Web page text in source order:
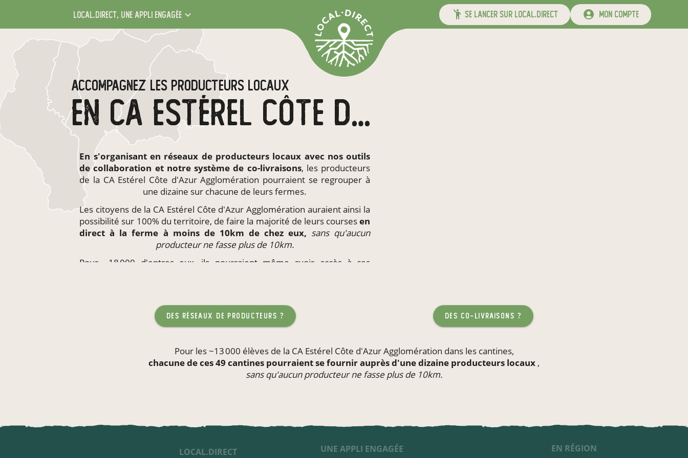
local.direct, une appli engagée se lancer sur local.direct mon compte
ACCOMPAGNEZ LES PRODUCTEURS LOCAUX
EN CA ESTÉREL CÔTE D'AZUR AGGLOMÉRATION
En s'organisant en réseaux de producteurs locaux avec nos outils
de collaboration et notre système de co-livraisons, les producteurs
de la CA Estérel Côte d'Azur Agglomération pourraient se regrouper à
une dizaine sur chacune de leurs fermes.
Les citoyens de la CA Estérel Côte d'Azur Agglomération auraient ainsi la
possibilité sur 100% du territoire, de faire la majorité de leurs coursesen
direct à la ferme à moins de 10km de chez eux, sans qu'aucun
producteur ne fasse plus de 10km.
Pour ~18 000 d'entres eux, ils pourraient même avoir accès à ces
des réseaux de producteurs ? des co-livraisons ?
Pour les ~13 000 élèves de la CA Estérel Côte d'Azur Agglomération dans les cantines,
chacune de ces 49 cantines pourraient se fournir auprès d'une dizaine producteurs locaux ,
sans qu'aucun producteur ne fasse plus de 10km.
LOCAL.DIRECT UNE APPLI ENGAGÉE EN RÉGION